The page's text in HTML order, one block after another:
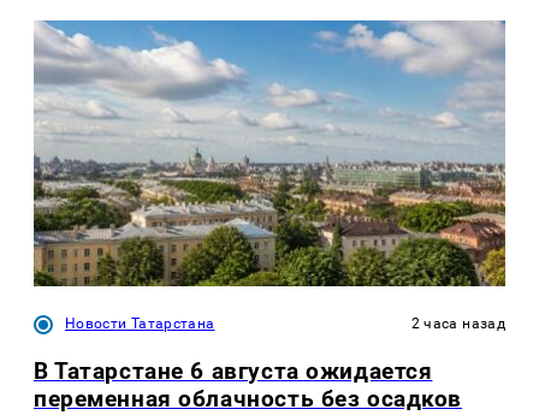
Новости Татарстана 2 часа назад
В Татарстане 6 августа ожидается
переменная облачность без осадков